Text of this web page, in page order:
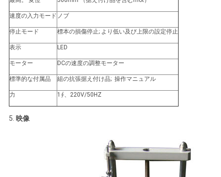
速度の入力モード ノブ
停止モード 標本の損傷停止; より低い及び上限の設定停止
表示 LED
モーター DCの速度の調整モーター
標準的な付属品 組の抗張据え付け品; 操作マニュアル
力 1∮、220V/50HZ
5. 映像